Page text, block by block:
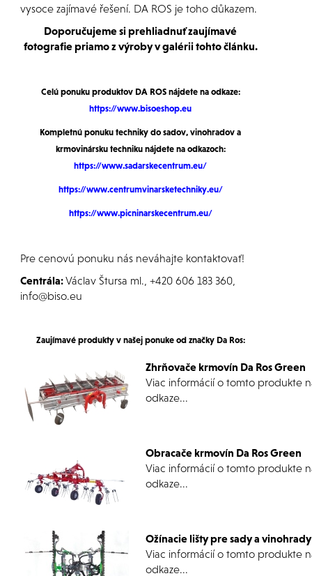
vysoce zajímavé řešení. DA ROS je toho důkazem.
Doporučujeme si prehliadnuť zaujímavé
fotografie priamo z výroby v galérii tohto článku.
Celú ponuku produktov DA ROSnájdete na odkaze:
https://www.bisoeshop.eu
Kompletnú ponuku techniky do sadov, vinohradov a
krmovinársku techniku nájdetena odkazoch:
https://www.sadarskecentrum.eu/
https://www.centrumvinarsketechniky.eu/
https://www.picninarskecentrum.eu/
Pre cenovú ponuku nás neváhajte kontaktovať!
Centrála:Václav Štursa ml., +420 606 183 360,
info@biso.eu
Zaujímavé produkty v našej ponuke od značky Da Ros:
Zhrňovače krmovín Da Ros Green
Viac informácií o tomto produkte
odkaze...
Obracače krmovín Da Ros Green
Viac informácií o tomto produkte
odkaze...
Ožínacie lišty pre sady a
Viac informácií o tomto produkte
odkaze...